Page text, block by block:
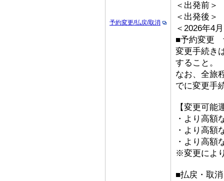
予約変更/払戻/取消
＜出発前＞
＜出発後
＜2026年4
■予約変更
変更手続き
すること。
なお、全旅
でに変更手
【変更可能
・より高額
・より高額
・より高額
※変更によ
■払戻・取消